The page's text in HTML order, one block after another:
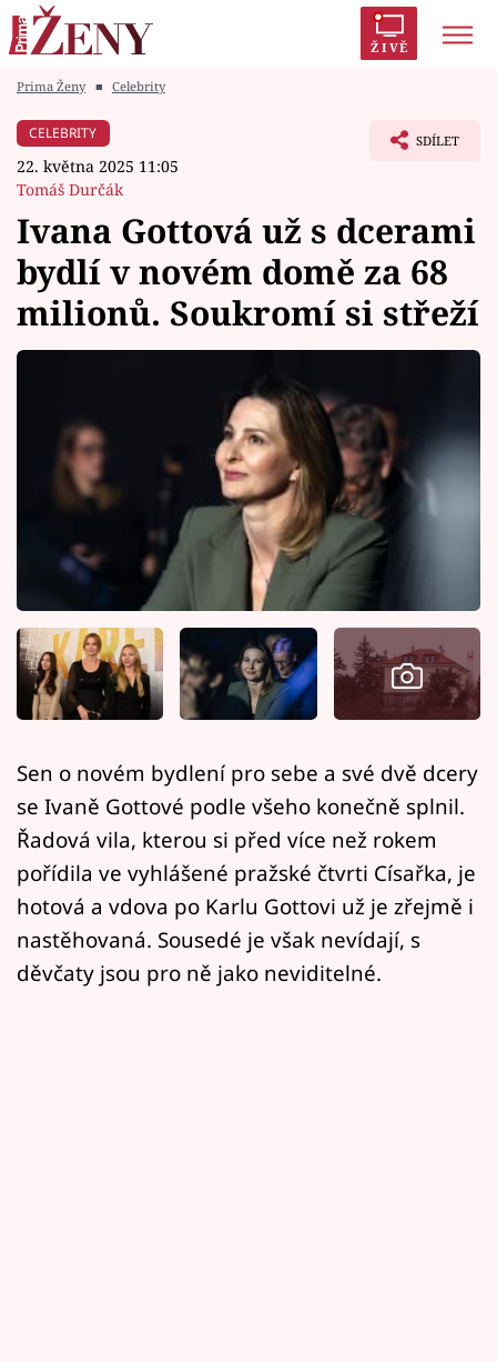
ŽIVĚ
Módní alarm
Témata
Celebrity
Seriály
Horoskopy
Sledujte prima+
Filmový festival Karlovy Vary
Pořady
Mámy sobě
Přihlášení
Sledujte nás
Prima Ženy ■ Celebrity
CELEBRITY
22. května 2025 11:05
Tomáš Durčák
SDÍLET
Ivana Gottová už s dcerami
bydlí v novém domě za 68
milionů. Soukromí si střeží
Sen o novém bydlení pro sebe a své dvě dcery
se Ivaně Gottové podle všeho konečně splnil.
Řadová vila, kterou si před více než rokem
pořídila ve vyhlášené pražské čtvrti Císařka, je
hotová a vdova po Karlu Gottovi už je zřejmě i
nastěhovaná. Sousedé je však nevídají, s
děvčaty jsou pro ně jako neviditelné.